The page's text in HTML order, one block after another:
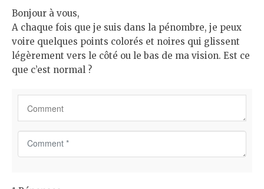
Bonjour à vous,
A chaque fois que je suis dans la pénombre, je peux
voire quelques points colorés et noires qui glissent
légèrement vers le côté ou le bas de ma vision. Est ce
que c’est normal ?